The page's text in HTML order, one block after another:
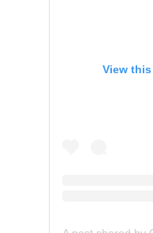
View